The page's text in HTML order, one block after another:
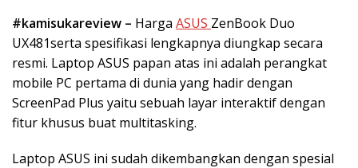
#kamisukareview – Harga ASUS ZenBook Duo
UX481serta spesifikasi lengkapnya diungkap secara
resmi. Laptop ASUS papan atas ini adalah perangkat
mobile PC pertama di dunia yang hadir dengan
ScreenPad Plus yaitu sebuah layar interaktif dengan
fitur khusus buat multitasking.
Laptop ASUS ini sudah dikembangkan dengan spesial